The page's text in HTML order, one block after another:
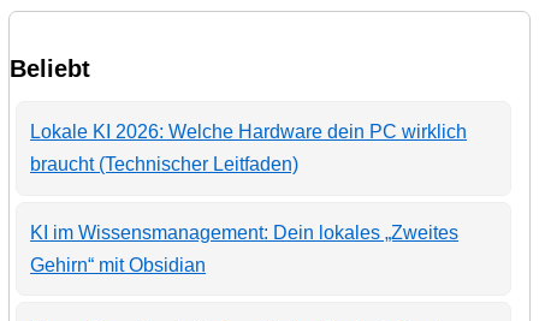
Beliebt
Lokale KI 2026: Welche Hardware dein PC wirklich
braucht (Technischer Leitfaden)
KI im Wissensmanagement: Dein lokales „Zweites
Gehirn“ mit Obsidian